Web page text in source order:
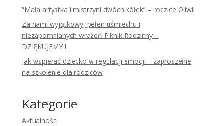
“Mała artystka i mistrzyni dwóch kółek” – rodzice Oliwii
Za nami wyjątkowy, pełen uśmiechu i
niezapomnianych wrażeń Piknik Rodzinny –
DZIĘKUJEMY !
Jak wspierać dziecko w regulacji emocji – zaproszenie
na szkolenie dla rodziców
Kategorie
Aktualności